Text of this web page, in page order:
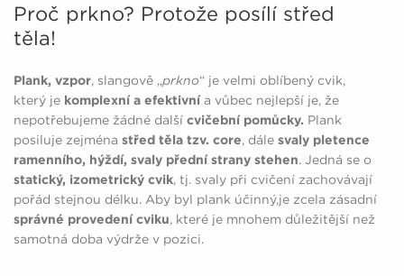
Proč prkno? Protože posílí střed
těla!
Plank, vzpor, slangově „prkno“ je velmi oblíbený cvik,
který je komplexní a efektivnía vůbec nejlepší je, že
nepotřebujeme žádné další cvičební pomůcky. Plank
posiluje zejména střed těla tzv. core, dále svaly pletence
ramenního, hýždí, svaly přední strany stehen. Jedná se o
statický, izometrický cvik, tj. svaly při cvičení zachovávají
pořád stejnou délku. Aby byl plank účinný,je zcela zásadní
správné provedení cviku, které je mnohem důležitější než
samotná doba výdrže v pozici.